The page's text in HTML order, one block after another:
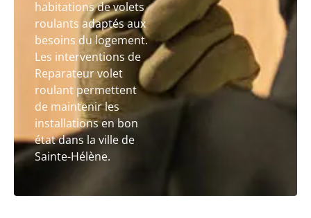
habitations de volets
roulants adaptés aux
besoins du logement.
Les interventions de
Reparateur volet
roulant permettent
de maintenir les
installations en bon
état dans la ville de
Sainte-Hélène.